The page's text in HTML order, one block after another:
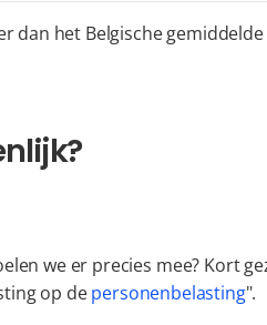
dan het Belgische gemiddelde
we er precies mee? Kort
op de personenbelasting".